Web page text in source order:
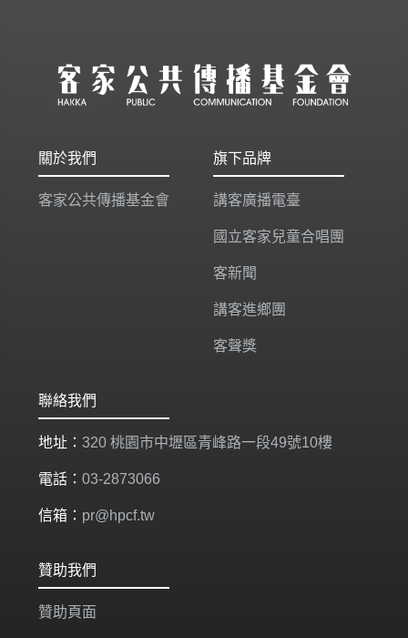
關於我們
客家公共傳播基金會
旗下品牌
講客廣播電臺
國立客家兒童合唱團
客新聞
講客進鄉團
客聲獎
聯絡我們
地址： 320 桃園市中壢區青峰路一段49號10樓
電話： 03-2873066
信箱： pr@hpcf.tw
贊助我們
贊助頁面